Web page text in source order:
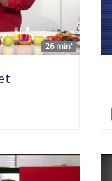
26 min'